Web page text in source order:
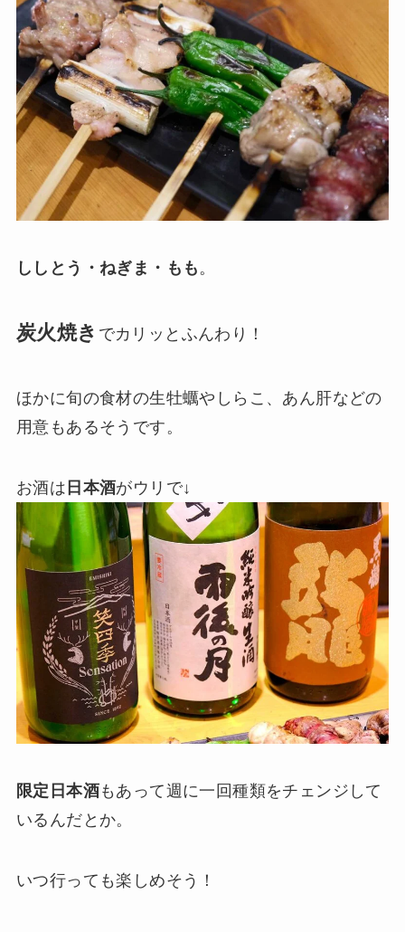
ししとう・ねぎま・もも。
炭火焼き でカリッとふんわり！
ほかに旬の食材の生牡蠣やしらこ、あん肝などの
用意もあるそうです。
お酒は 日本酒がウリで↓
限定日本酒もあって週に一回種類をチェンジして
いるんだとか。
いつ行っても楽しめそう！